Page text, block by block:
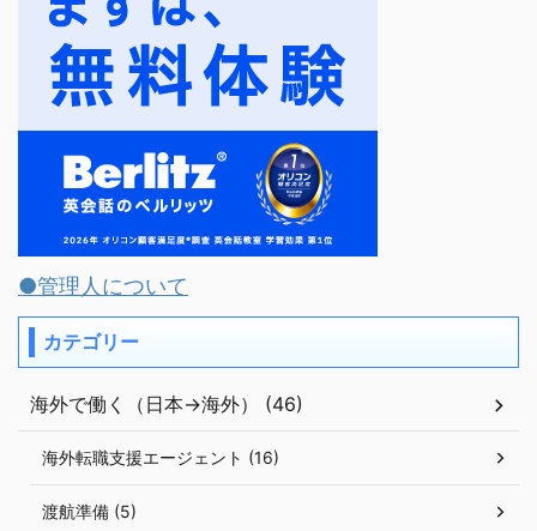
●管理人について
カテゴリー
海外で働く（日本→海外） (46)
海外転職支援エージェント (16)
渡航準備 (5)